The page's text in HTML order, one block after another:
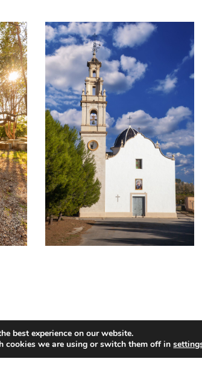
com ara l’arròs amb fesols i
best experience on our website.
cookies we are using or switch them off in